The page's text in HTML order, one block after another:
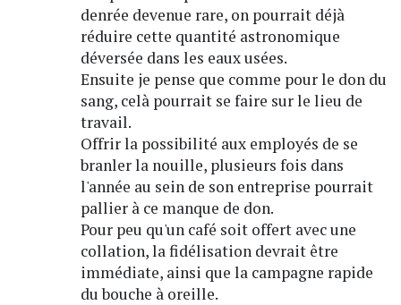
denrée devenue rare, on pourrait déjà
réduire cette quantité astronomique
déversée dans les eaux usées.
Ensuite je pense que comme pour le don du
sang, celà pourrait se faire sur le lieu de
travail.
Offrir la possibilité aux employés de se
branler la nouille, plusieurs fois dans
l'année au sein de son entreprise pourrait
pallier à ce manque de don.
Pour peu qu'un café soit offert avec une
collation, la fidélisation devrait être
immédiate, ainsi que la campagne rapide
du bouche à oreille.